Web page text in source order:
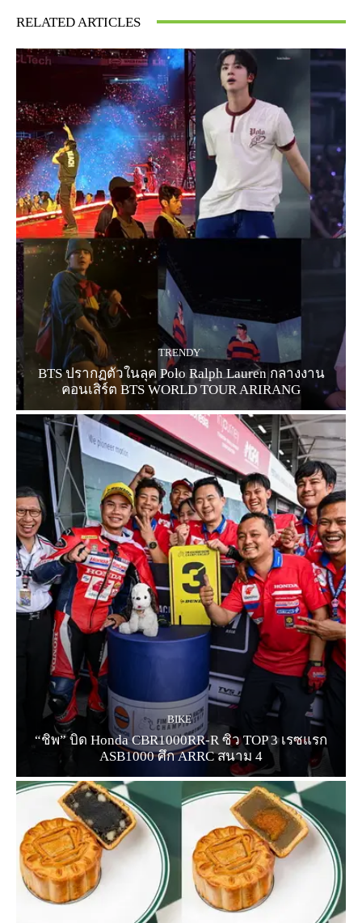
RELATED ARTICLES
TRENDY
BTS ปรากฏตัวในลุค Polo Ralph Lauren กลางงาน
คอนเสิร์ต BTS WORLD TOUR ARIRANG
BIKE
“ชิพ” บิด Honda CBR1000RR-R ซิว TOP 3 เรซแรก
ASB1000 ศึก ARRC สนาม 4